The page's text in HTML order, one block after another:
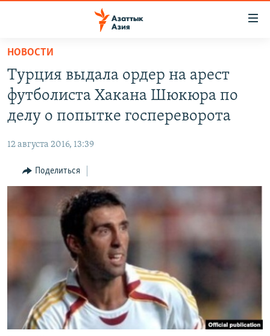
Вернуться
основному
содержанию
Вернутся
главной
навигации
Вернутся
поиску
КАЗАХСТАН
ТАДЖИКИСТАН
НОВОСТИ
ВОЙНА В УКРАИНЕ
ҚАЗАҚША
КЫРГЫЗЧА
ТОҶИКӢ
TÜRKMENÇE
Все сайты РСЕ/РС
НОВОСТИ
Турция выдала ордер на арест
футболиста Хакана Шюкюра по
делу о попытке госпереворота
12 августа 2016, 13:39
Поделиться